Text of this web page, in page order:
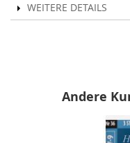
WEITERE DETAILS
Andere